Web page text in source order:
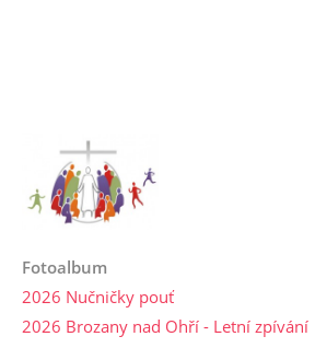
Fotoalbum
2026 Nučničky pouť
2026 Brozany nad Ohří - Letní zpívání